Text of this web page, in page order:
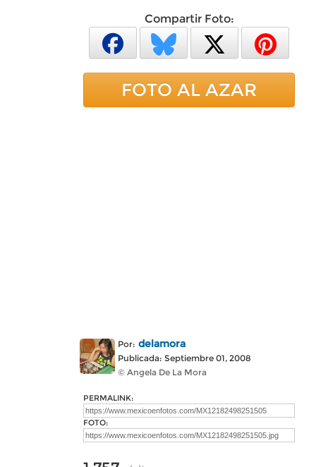
Compartir Foto:
FOTO AL AZAR
Por: delamora
Publicada: Septiembre 01, 2008
© Angela De La Mora
PERMALINK:
FOTO: